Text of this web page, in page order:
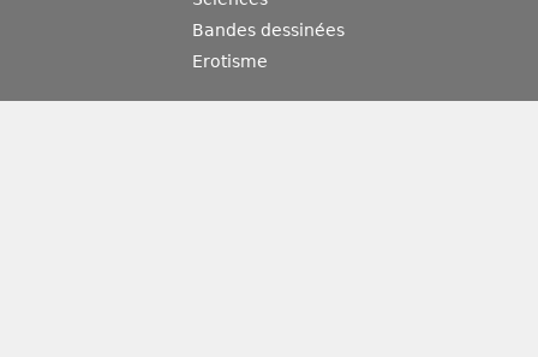
Bandes dessinées
Erotisme